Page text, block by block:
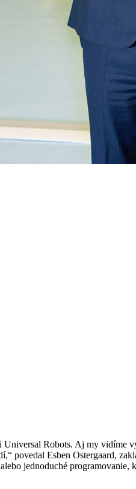
Robots. Aj my vidíme
povedal Esben Ostergaard,
jednoduché